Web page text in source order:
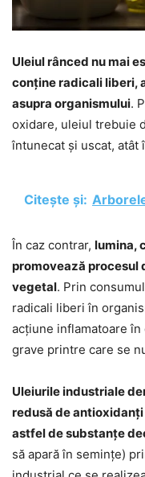
Uleiul rânced nu mai
conține radicali liberi,
asupra organismului.
oxidare, uleiul trebuie
întunecat și uscat, atât
Citește și:
În caz contrar, lumina,
promovează procesul
vegetal. Prin
radicali liberi în
acțiune inflamatoare
grave printre care se
Uleiurile industriale
redusă de
astfel de substanțe
să apară în semințe)